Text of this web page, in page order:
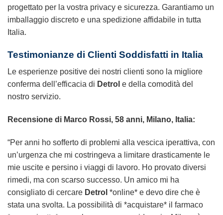
progettato per la vostra privacy e sicurezza. Garantiamo un
imballaggio discreto e una spedizione affidabile in tutta
Italia.
Testimonianze di Clienti Soddisfatti in Italia
Le esperienze positive dei nostri clienti sono la migliore
conferma dell’efficacia di Detrol e della comodità del
nostro servizio.
Recensione di Marco Rossi, 58 anni, Milano, Italia:
“Per anni ho sofferto di problemi alla vescica iperattiva, con
un’urgenza che mi costringeva a limitare drasticamente le
mie uscite e persino i viaggi di lavoro. Ho provato diversi
rimedi, ma con scarso successo. Un amico mi ha
consigliato di cercare Detrol *online* e devo dire che è
stata una svolta. La possibilità di *acquistare* il farmaco